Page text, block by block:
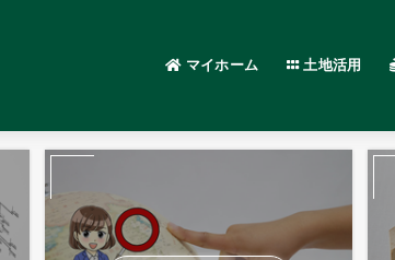
マイホーム 土地活用